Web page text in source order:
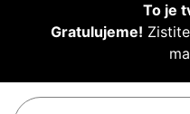
To je
Gratulujeme!